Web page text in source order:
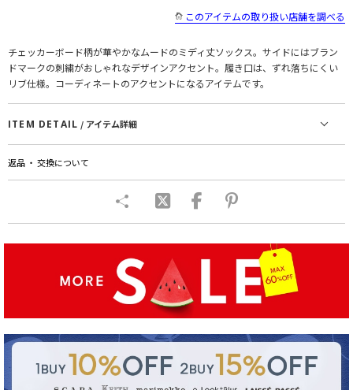
このアイテムの取り扱い店舗を調べる
チェッカーボード柄が華やかなムードのミディ丈ソックス。サイドにはブラン
ドマークの刺繍がおしゃれなデザインアクセント。履き口は、ずれ落ちにくい
リブ仕様。コーディネートのアクセントになるアイテムです。
ITEM DETAIL / アイテム詳細
返品 ・ 交換について